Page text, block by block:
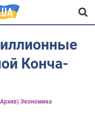
Конча-
Экономика